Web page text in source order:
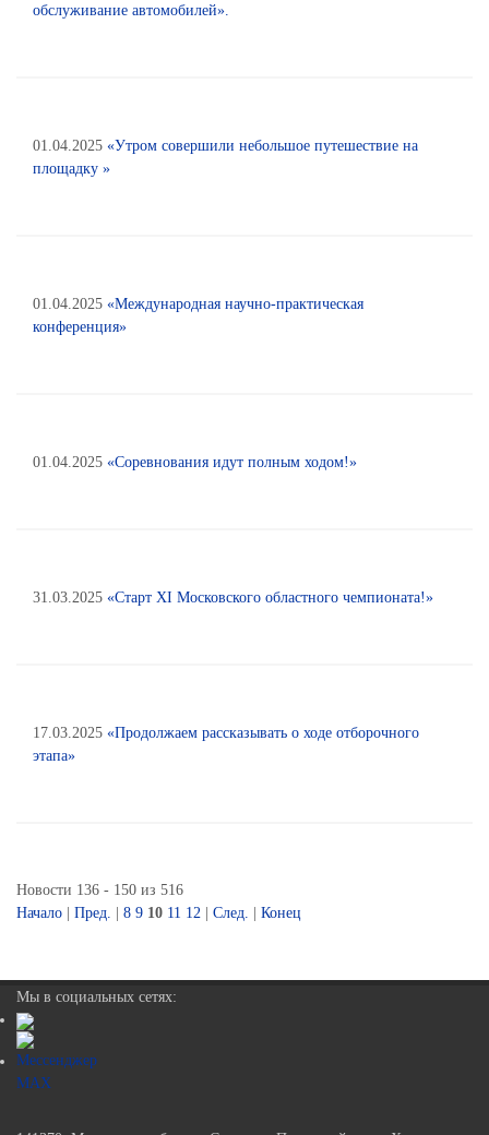
обслуживание автомобилей».
01.04.2025 «Утром совершили небольшое путешествие на
площадку »
01.04.2025 «Международная научно-практическая
конференция»
01.04.2025 «Соревнования идут полным ходом!»
31.03.2025 «Старт XI Московского областного чемпионата!»
17.03.2025 «Продолжаем рассказывать о ходе отборочного
этапа»
Новости 136 - 150 из 516
Начало
Пред. 8 9 10 11 12 След. Конец
Мы в социальных сетях: